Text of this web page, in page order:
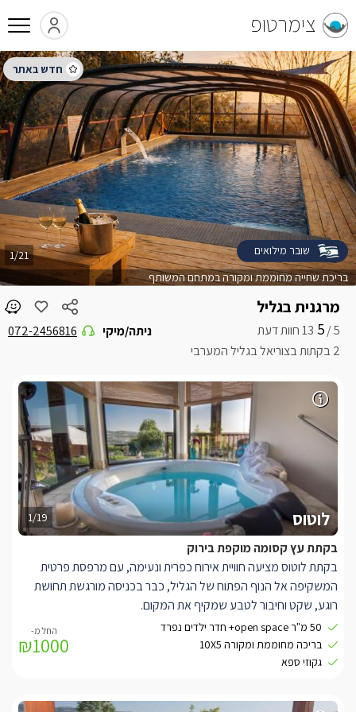
צימרטופ
מרגנית בגליל
5 /
5
2 בקתות בצוריאל בגליל המערבי
ניתה/מיקי 072-2456816
בריכת שחייה מחוממת ומקורה במתחם המשותף
1/21 שובר מילואים
1/19 לוטוס
בקתת עץ קסומה מוקפת בירוק
בקתת לוטוס מציעה חוויית אירוח כפרית ונעימה, עם מרפסת פרטית
המשקיפה אל הנוף הפתוח של הגליל, כבר בכניסה מורגשת תחושת
רוגע, שקט וחיבור לטבע שמקיף את המקום.
חלל הבקתה מעוצב בחמימות ומכיל מיטה קינג סייז רחבה, לצד
מטבחון נוח (ללא אפשרות בישול) הכולל מכונת קפה ובר מים. פינת
האוכל מעץ, קמין עצים לימי החורף, פינת ישיבה אינטימית עם ספה,
במרכז הבקתה ממתין ג’קוזי עגול ומפנק, מוקף חלונות רפלקטיביים
50 מ"ר open space+ חדר ילדים נפרד
בריכה מחוממת ומקורה 10X5
גקוזי ספא
₪1000